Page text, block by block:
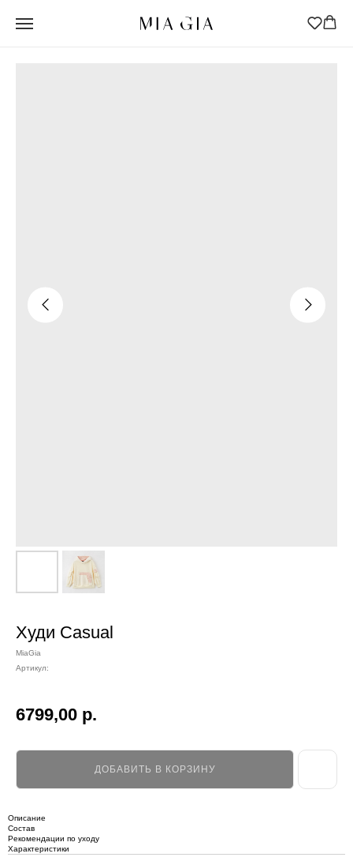
Худи Сasual
MiaGia
Артикул:
6799,00 р.
ДОБАВИТЬ В КОРЗИНУ
Описание
Состав
Рекомендации по уходу
Характеристики